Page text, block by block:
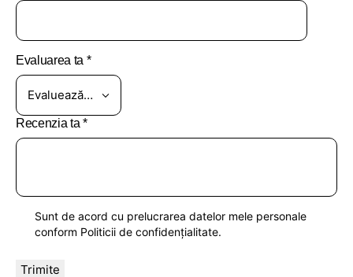
Evaluarea ta *
Recenzia ta*
Sunt de acord cu prelucrarea datelor mele personale
conform Politicii de confidențialitate.